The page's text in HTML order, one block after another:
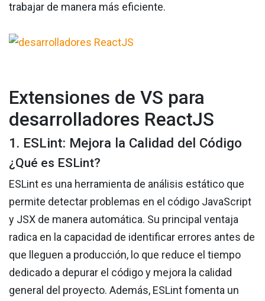
trabajar de manera más eficiente.
Extensiones de VS para
desarrolladores ReactJS
1. ESLint: Mejora la Calidad del Código
¿Qué es ESLint?
ESLint es una herramienta de análisis estático que
permite detectar problemas en el código JavaScript
y JSX de manera automática. Su principal ventaja
radica en la capacidad de identificar errores antes de
que lleguen a producción, lo que reduce el tiempo
dedicado a depurar el código y mejora la calidad
general del proyecto. Además, ESLint fomenta un